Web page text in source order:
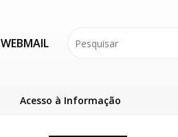
WEBMAIL
Acesso à Informação